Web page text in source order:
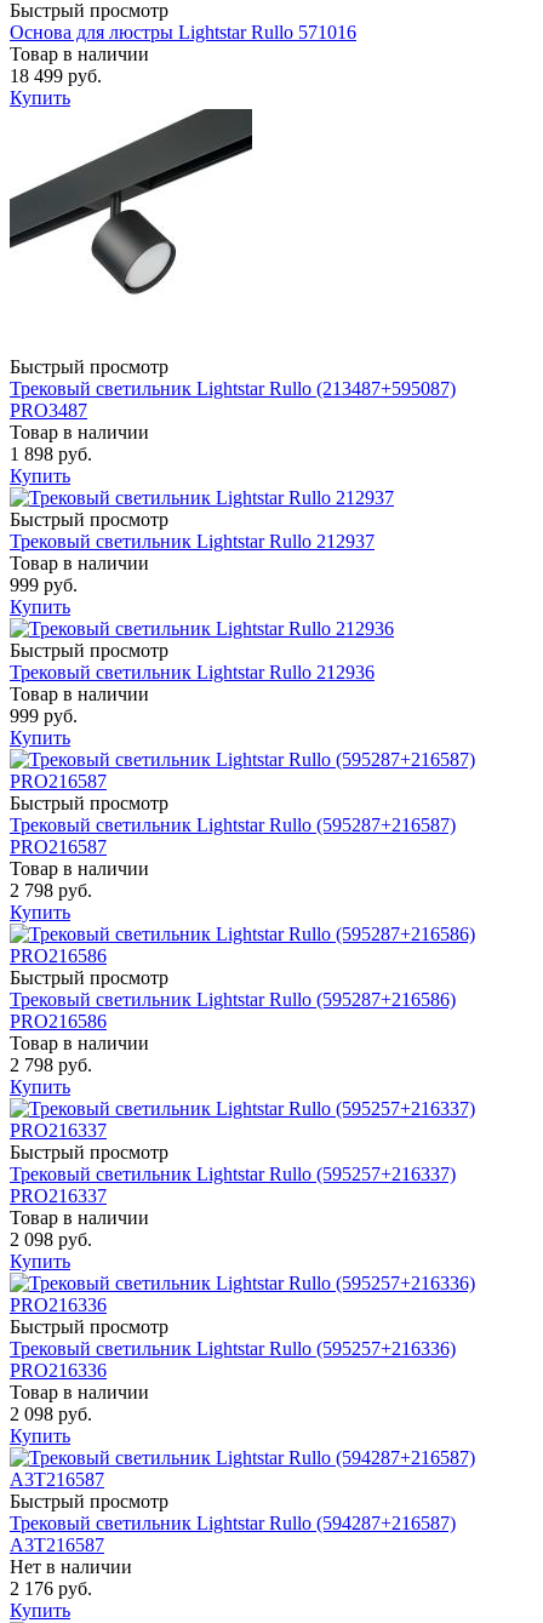
Быстрый просмотр
Основа для люстры Lightstar Rullo 571016
Товар в наличии
18 499 руб.
Купить
Быстрый просмотр
Трековый светильник Lightstar Rullo (213487+595087)
PRO3487
Товар в наличии
1 898 руб.
Купить
Быстрый просмотр
Трековый светильник Lightstar Rullo 212937
Товар в наличии
999 руб.
Купить
Быстрый просмотр
Трековый светильник Lightstar Rullo 212936
Товар в наличии
999 руб.
Купить
Быстрый просмотр
Трековый светильник Lightstar Rullo (595287+216587)
PRO216587
Товар в наличии
2 798 руб.
Купить
Быстрый просмотр
Трековый светильник Lightstar Rullo (595287+216586)
PRO216586
Товар в наличии
2 798 руб.
Купить
Быстрый просмотр
Трековый светильник Lightstar Rullo (595257+216337)
PRO216337
Товар в наличии
2 098 руб.
Купить
Быстрый просмотр
Трековый светильник Lightstar Rullo (595257+216336)
PRO216336
Товар в наличии
2 098 руб.
Купить
Быстрый просмотр
Трековый светильник Lightstar Rullo (594287+216587)
A3T216587
Нет в наличии
2 176 руб.
Купить